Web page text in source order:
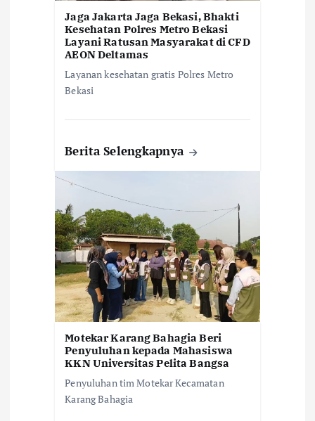
Jaga Jakarta Jaga Bekasi, Bhakti
Kesehatan Polres Metro Bekasi
Layani Ratusan Masyarakat di CFD
AEON Deltamas
Layanan kesehatan gratis Polres Metro
Bekasi
Berita Selengkapnya
Motekar Karang Bahagia Beri
Penyuluhan kepada Mahasiswa
KKN Universitas Pelita Bangsa
Penyuluhan tim Motekar Kecamatan
Karang Bahagia